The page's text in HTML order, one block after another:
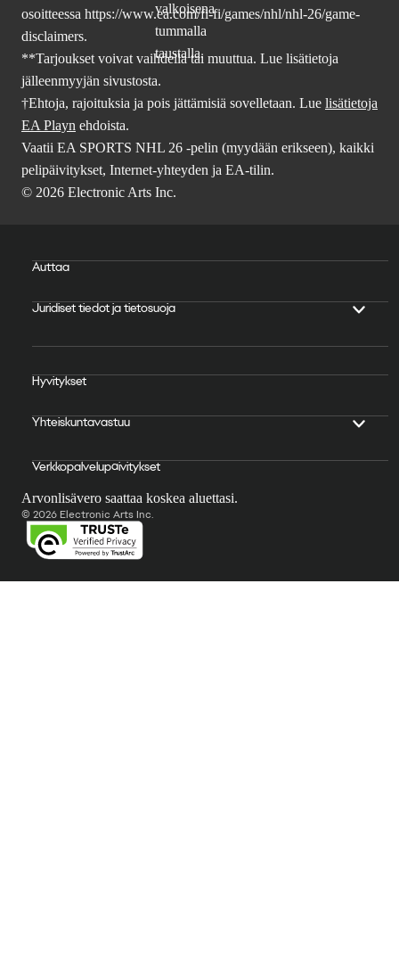
osoitteessa https://www.ea.com/fi-fi/games/nhl/nhl-26/game-
disclaimers.
**Tarjoukset voivat vaihdella tai muuttua. Lue lisätietoja
jälleenmyyjän sivustosta.
†Ehtoja, rajoituksia ja pois jättämisiä sovelletaan. Lue lisätietoja
EA Playn ehdoista.
Vaatii EA SPORTS NHL 26 -pelin (myydään erikseen), kaikki
pelipäivitykset, Internet-yhteyden ja EA-tilin.
© 2026 Electronic Arts Inc.
Auttaa
Juridiset tiedot ja tietosuoja
Hyvitykset
Yhteiskuntavastuu
Verkkopalvelupäivitykset
Arvonlisävero saattaa koskea aluettasi.
© 2026 Electronic Arts Inc.